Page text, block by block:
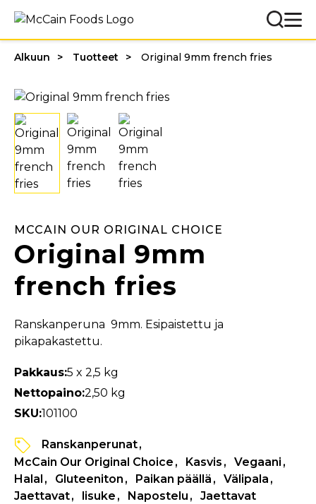
Alkuun Tuotteet Original 9mm french fries
MCCAIN OUR ORIGINAL CHOICE
Original 9mm
french fries
Ranskanperuna 9mm. Esipaistettu ja
pikapakastettu.
Pakkaus:5 x 2,5 kg
Nettopaino:2,50 kg
SKU:101100
Ranskanperunat
McCain Our Original Choice
Kasvis
Vegaani
Halal
Gluteeniton Paikan päällä
Välipala
Jaettavat
lisuke Napostelu Jaettavat